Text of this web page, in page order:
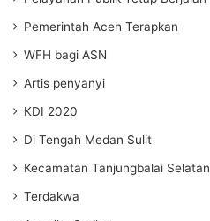
Pemerintah Aceh Terapkan
WFH bagi ASN
Artis penyanyi
KDI 2020
Di Tengah Medan Sulit
Kecamatan Tanjungbalai Selatan
Terdakwa